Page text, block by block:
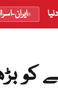
دنیا ایران-
کو